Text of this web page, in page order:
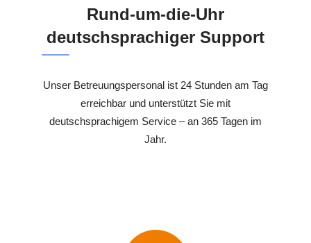
Rund-um-die-Uhr
deutschsprachiger Support
Unser Betreuungspersonal ist 24 Stunden am Tag
erreichbar und unterstützt Sie mit
deutschsprachigem Service – an 365 Tagen im
Jahr.